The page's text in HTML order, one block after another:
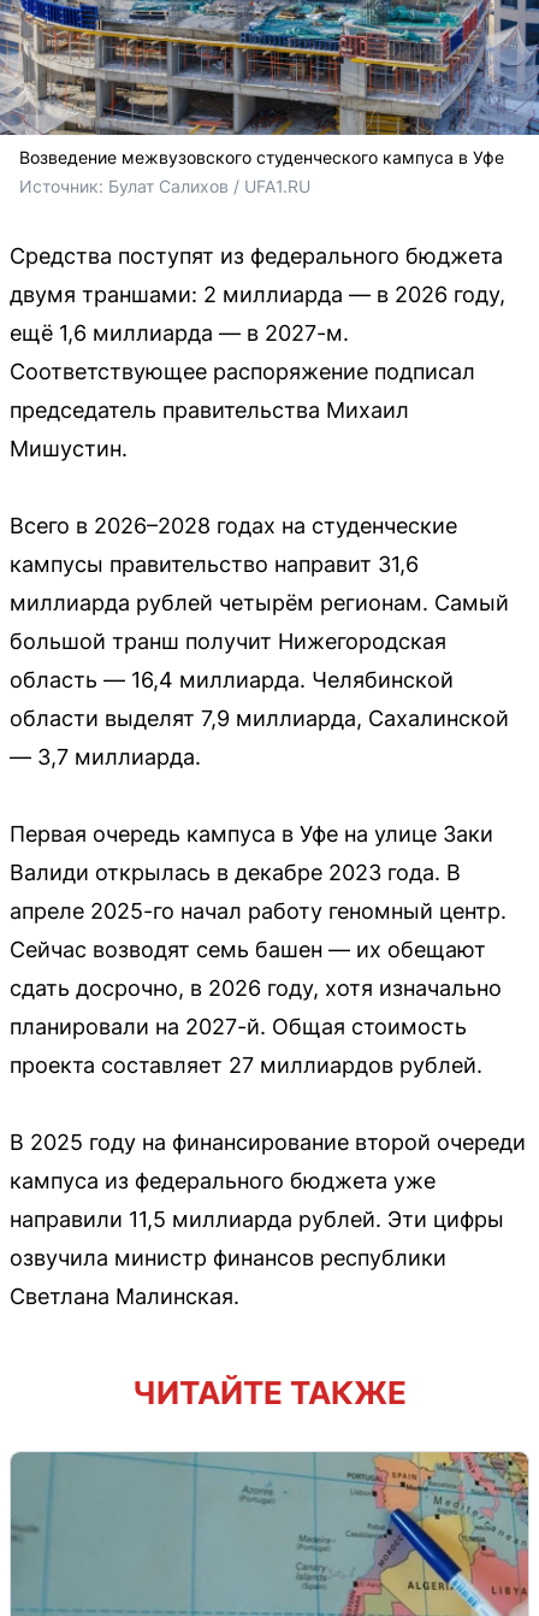
Возведение межвузовского студенческого кампуса в Уфе
Источник: Булат Салихов / UFA1.RU
Средства поступят из федерального бюджета
двумя траншами: 2 миллиарда — в 2026 году,
ещё 1,6 миллиарда — в 2027-м.
Соответствующее распоряжение подписал
председатель правительства Михаил
Мишустин.
Всего в 2026–2028 годах на студенческие
кампусы правительство направит 31,6
миллиарда рублей четырём регионам. Самый
большой транш получит Нижегородская
область — 16,4 миллиарда. Челябинской
области выделят 7,9 миллиарда, Сахалинской
— 3,7 миллиарда.
Первая очередь кампуса в Уфе на улице Заки
Валиди открылась в декабре 2023 года. В
апреле 2025-го начал работу геномный центр.
Сейчас возводят семь башен — их обещают
сдать досрочно, в 2026 году, хотя изначально
планировали на 2027-й. Общая стоимость
проекта составляет 27 миллиардов рублей.
В 2025 году на финансирование второй очереди
кампуса из федерального бюджета уже
направили 11,5 миллиарда рублей. Эти цифры
озвучила министр финансов республики
Светлана Малинская.
ЧИТАЙТЕ ТАКЖЕ